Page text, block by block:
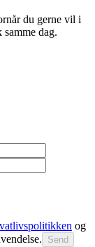
du gerne vil i
dag.
og
Send